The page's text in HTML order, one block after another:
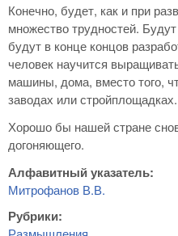
Конечно, будет, как и при
множество трудностей.
будут в конце концов
человек научится
машины, дома, вместо того,
заводах или стройплощадках.
Хорошо бы нашей стране
догоняющего.
Алфавитный указатель:
Митрофанов В.В.
Рубрики: